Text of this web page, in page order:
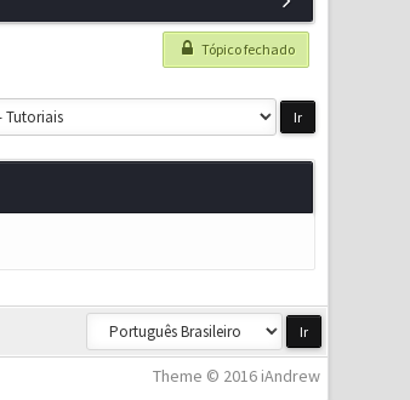
Tópico fechado
Theme © 2016 iAndrew